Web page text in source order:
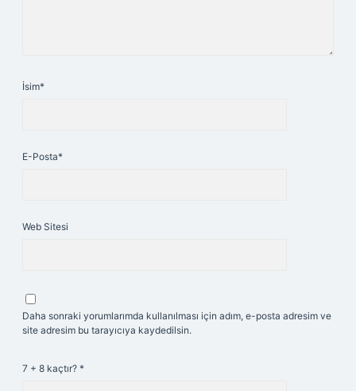
İsim*
E-Posta*
Web Sitesi
Daha sonraki yorumlarımda kullanılması için adım, e-posta adresim ve
site adresim bu tarayıcıya kaydedilsin.
7 + 8 kaçtır? *